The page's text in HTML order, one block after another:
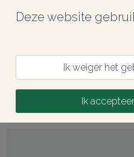
Deze website
Ik weiger het
Ik